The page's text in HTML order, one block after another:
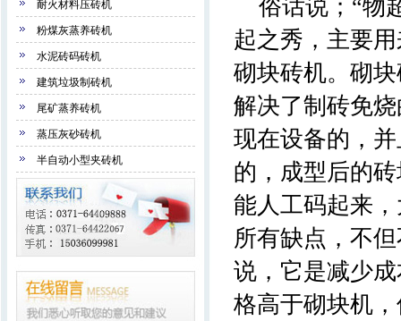
耐火材料压砖机
粉煤灰蒸养砖机
水泥砖码砖机
建筑垃圾制砖机
尾矿蒸养砖机
蒸压灰砂砖机
半自动小型夹砖机
俗话说；“物
起之秀，主要
砌块砖机。砌
解决了制砖免
现在设备的，
的，成型后的
能人工码起来
所有缺点，不
说，它是减少
格高于砌块机